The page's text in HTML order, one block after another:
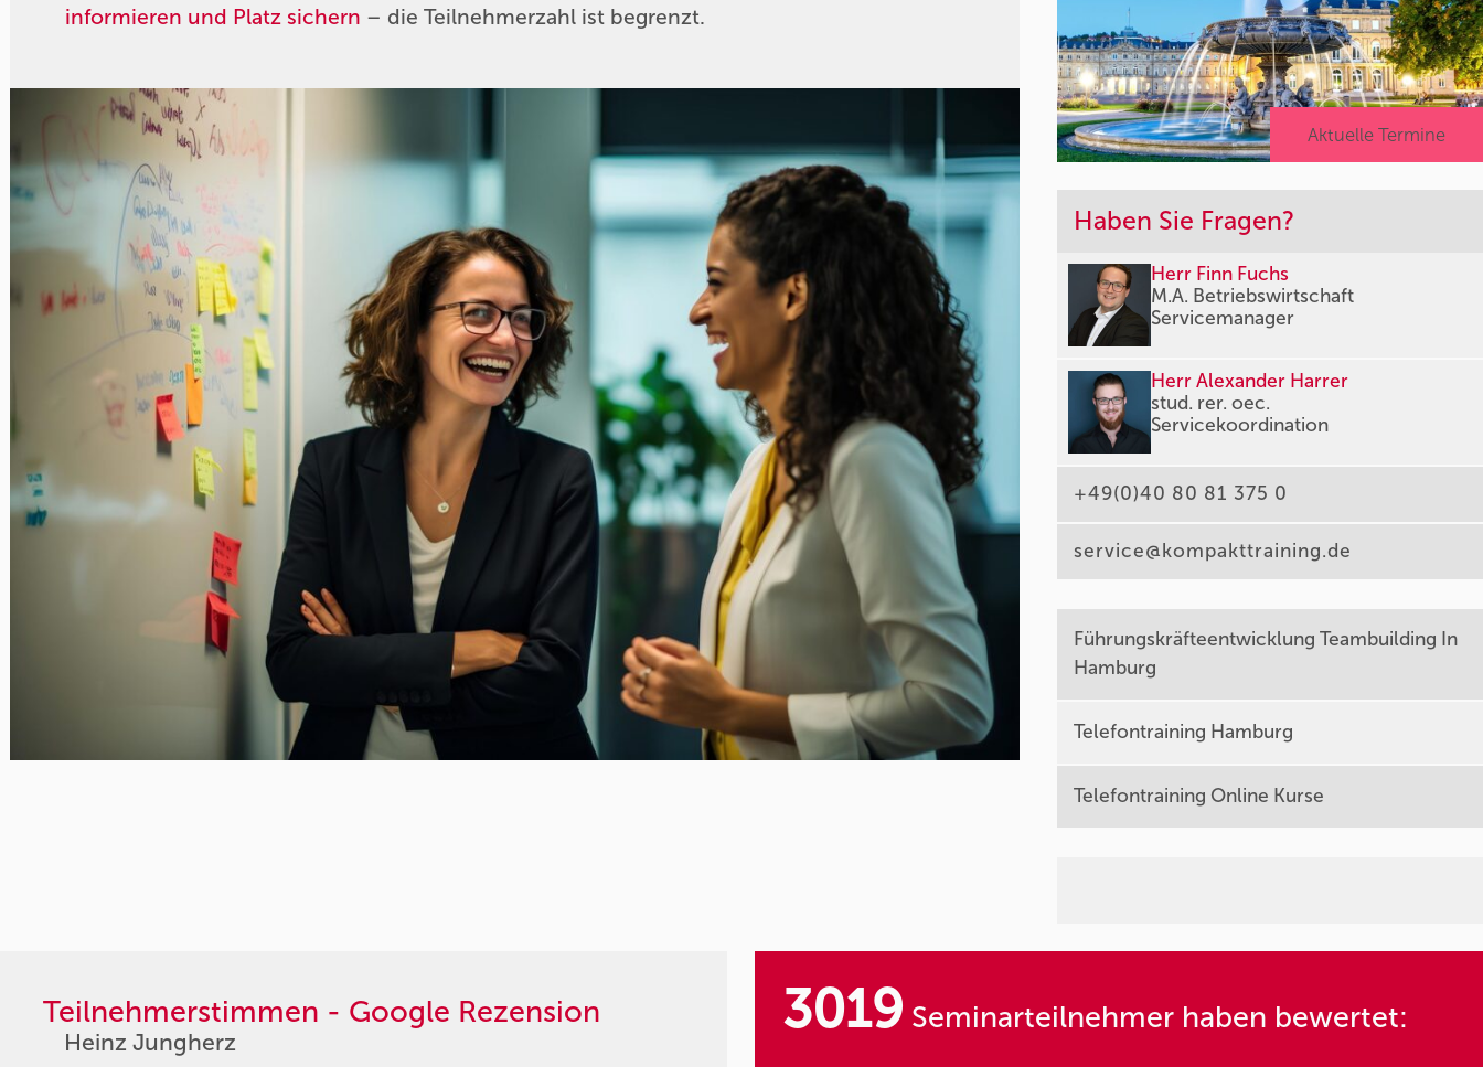
informieren und Platz sichern – die Teilnehmerzahl ist begrenzt.
Haben Sie Fragen?
Herr Finn Fuchs
M.A. Betriebswirtschaft
Servicemanager
Herr Alexander Harrer
stud. rer. oec.
Servicekoordination
+49(0)40 80 81 375 0
service@kompakttraining.de
Aktuelle Termine
Führungskräfteentwicklung Teambuilding In
Hamburg
Telefontraining Hamburg
Telefontraining Online Kurse
Teilnehmerstimmen - Google Rezension
Heinz Jungherz
3019 Seminarteilnehmer haben bewertet: